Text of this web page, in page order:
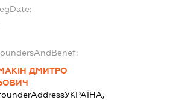
ДМИТРО
УКРАЇНА,